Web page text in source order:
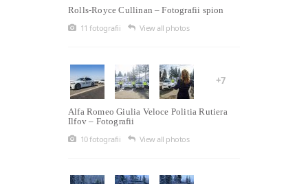
Rolls-Royce Cullinan – Fotografii spion
11 fotografii
View all photos
+7
Alfa Romeo Giulia Veloce Politia Rutiera
Ilfov – Fotografii
10 fotografii
View all photos